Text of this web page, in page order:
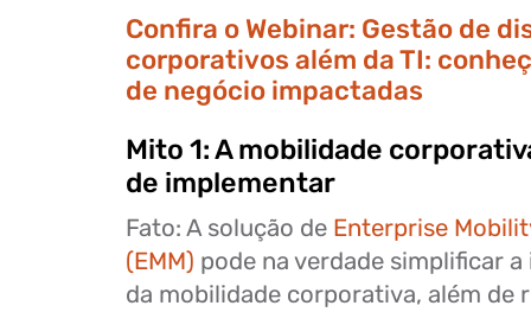
Confira o Webinar: Gestão de
corporativos além da TI:
de negócio impactadas
Mito 1: A mobilidade
de implementar
Fato: A solução de Enterprise
(EMM) pode na verdade simplificar
da mobilidade corporativa, além de